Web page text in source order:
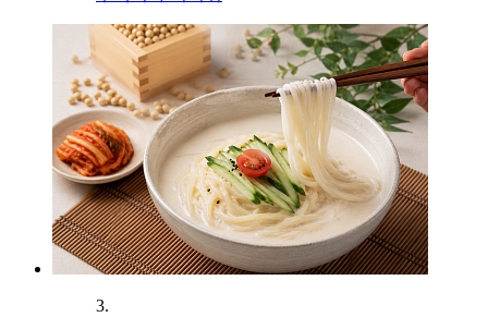
3.